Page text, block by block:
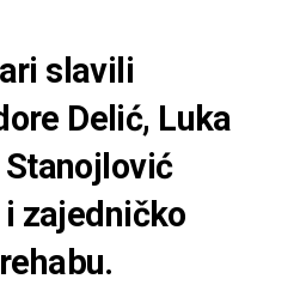
slavili
Delić, Luka
zajedničko